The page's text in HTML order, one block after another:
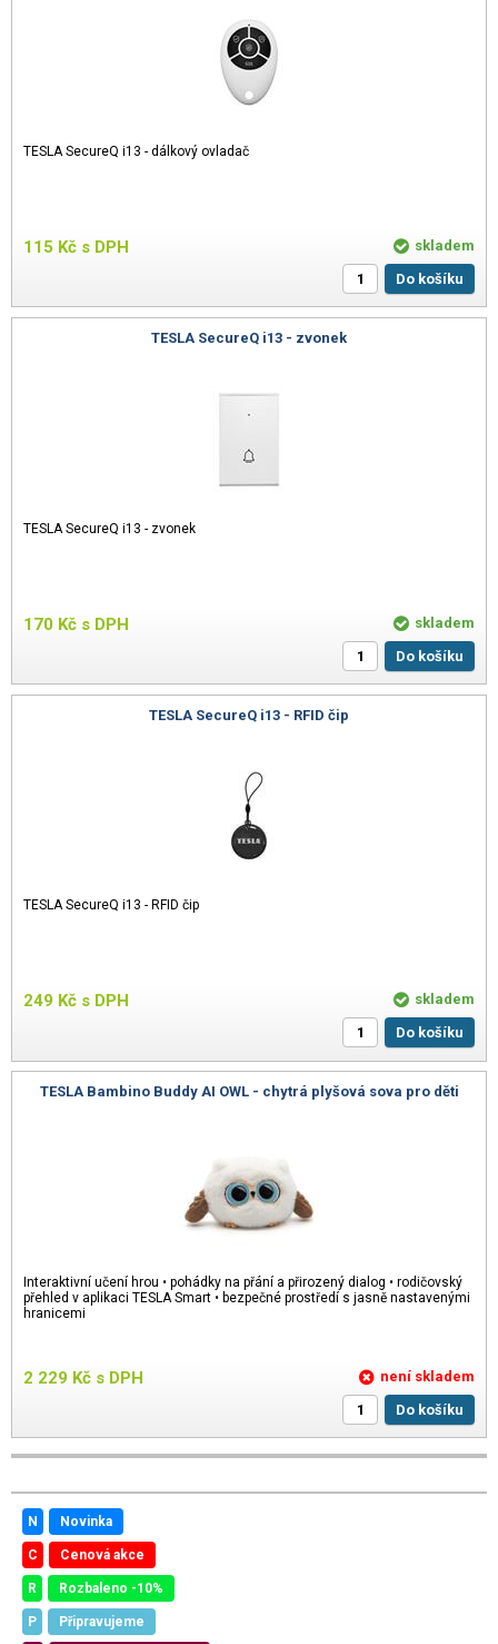
TESLA SecureQ i13 - dálkový ovladač
115 Kč s DPH
skladem
Do košíku
TESLA SecureQ i13 - zvonek
TESLA SecureQ i13 - zvonek
170 Kč s DPH
skladem
Do košíku
TESLA SecureQ i13 - RFID čip
TESLA SecureQ i13 - RFID čip
249 Kč s DPH
skladem
Do košíku
TESLA Bambino Buddy AI OWL - chytrá plyšová sova pro děti
Interaktivní učení hrou • pohádky na přání a přirozený dialog • rodičovský
přehled v aplikaci TESLA Smart • bezpečné prostředí s jasně nastavenými
hranicemi
2 229 Kč s DPH
není skladem
Do košíku
N Novinka
C Cenová akce
R Rozbaleno -10%
P Připravujeme